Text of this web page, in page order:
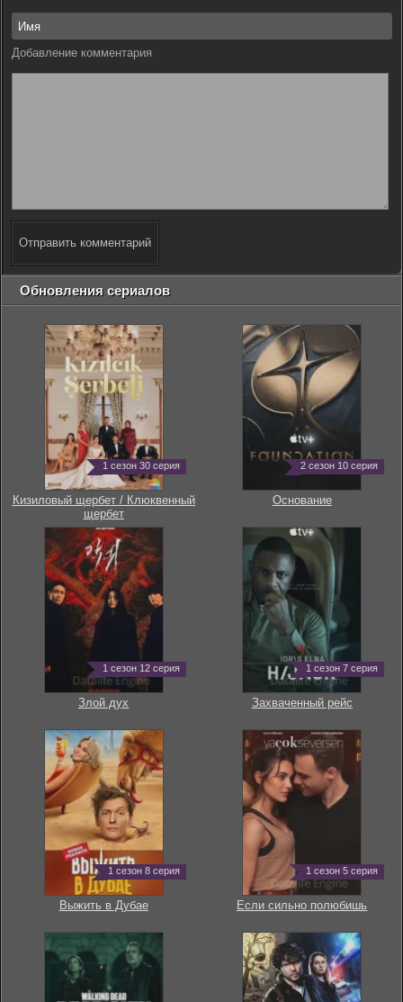
Добавление комментария
Отправить комментарий
Обновления сериалов
1 сезон 30 серия
Кизиловый щербет / Клюквенный
щербет
2 сезон 10 серия
Основание
1 сезон 12 серия
Злой дух
1 сезон 7 серия
Захваченный рейс
1 сезон 8 серия
Выжить в Дубае
1 сезон 5 серия
Если сильно полюбишь